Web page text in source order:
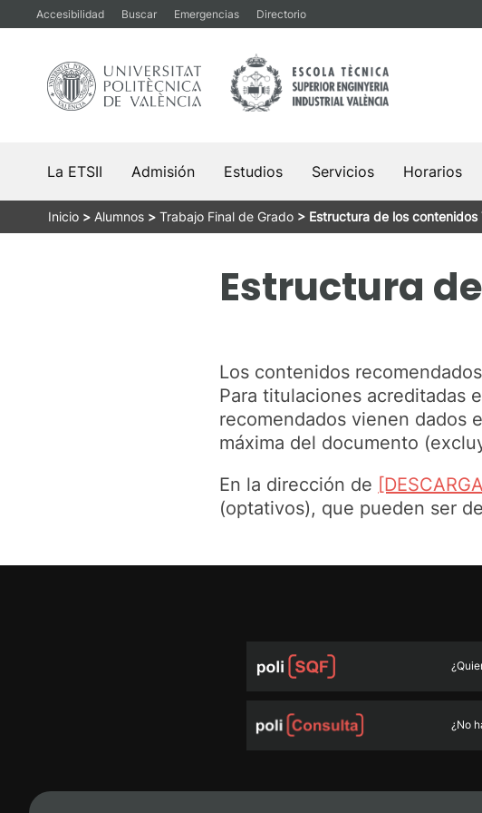
Saltar
al
contenido
Accesibilidad Buscar Emergencias Directorio
La ETSII Admisión Estudios Servicios Horarios
Inicio > Alumnos > Trabajo Final de Grado > Estructura de los contenidos
Estructura
Los contenidos
Para titulaciones acreditadas
recomendados vienen dados
máxima del documento
En la dirección de
(optativos), que pueden ser
¿No